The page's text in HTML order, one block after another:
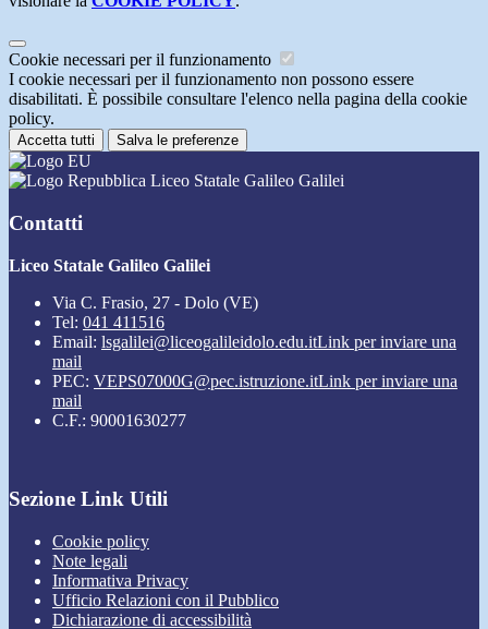
Cookie necessari per il funzionamento
I cookie necessari per il funzionamento non possono essere
disabilitati. È possibile consultare l'elenco nella pagina della cookie
policy.
Accetta tutti Salva le preferenze
Liceo Statale Galileo Galilei
Contatti
Liceo Statale Galileo Galilei
Via C. Frasio, 27 - Dolo (VE)
Tel: 041 411516
Email: lsgalilei@liceogalileidolo.edu.itLink per inviare una
mail
PEC: VEPS07000G@pec.istruzione.itLink per inviare una
mail
C.F.: 90001630277
Sezione Link Utili
Cookie policy
Note legali
Informativa Privacy
Ufficio Relazioni con il Pubblico
Dichiarazione di accessibilità